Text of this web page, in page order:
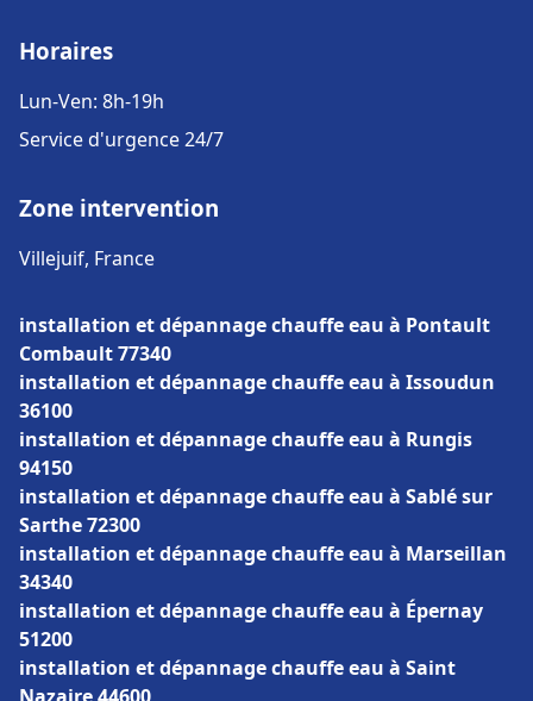
Horaires
Lun-Ven: 8h-19h
Service d'urgence 24/7
Zone intervention
Villejuif, France
installation et dépannage chauffe eau à Pontault
Combault 77340
installation et dépannage chauffe eau à Issoudun
36100
installation et dépannage chauffe eau à Rungis
94150
installation et dépannage chauffe eau à Sablé sur
Sarthe 72300
installation et dépannage chauffe eau à Marseillan
34340
installation et dépannage chauffe eau à Épernay
51200
installation et dépannage chauffe eau à Saint